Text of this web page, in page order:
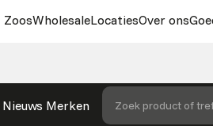
ZoosWholesaleLocatiesOver ons
Nieuws Merken Zoek product of